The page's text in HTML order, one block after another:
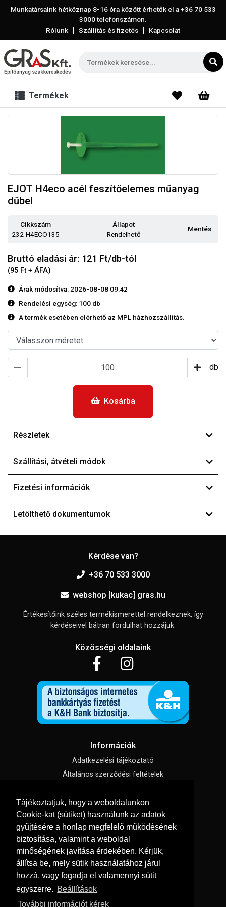
Tájékoztatjuk, hogy a weboldalunkon
Cookie-kat (sütiket) használunk az adatok
gyűjtésére a honlap megfelelő működésének
biztosítása, valamint a weboldal
minőségének javítása érdekében. Kérjük,
állítsa be, mely sütik használatához járul
hozzá, vagy fogadja el valamennyi sütit
egyszerre. Beállítások
További információt kérek
Munkatársaink hétköznap 8-16 óra között érhetők el a+36 70 533
3000telefonszámon.
Rólunk | Szállítás és fizetés | Kapcsolat
Termékek
EJOT H4eco acél feszítőelemes műanyag
dűbel
Cikkszám
232-H4ECO135
Állapot
Rendelhető
Mentés
Bruttó eladási ár: 121 Ft/db-tól
(95 Ft + ÁFA)
Árak módosítva: 2026-08-08 09:42
Rendelési egység: 100 db
A termék esetében elérhető az MPL házhozszállítás.
db
Kosárba
Részletek
Szállítási, átvételi módok
Fizetési információk
Letölthető dokumentumok
Kérdése van?
+36 70 533 3000
webshop [kukac] gras.hu
Értékesítőink széles termékismerettel rendelkeznek, így
kérdéseivel bátran fordulhat hozzájuk.
Közösségi oldalaink
Információk
Adatkezelési tájékoztató
Általános szerződési feltételek
Süti beállítások
Menü
Hírek, cikkek
Kapcsolat
Letölthető katalógusok